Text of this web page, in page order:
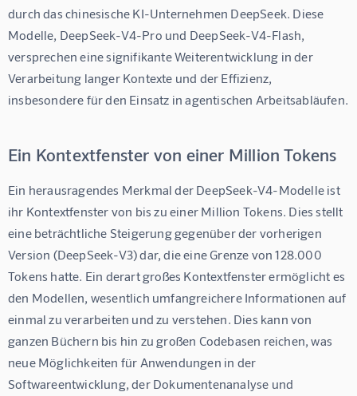
durch das chinesische KI-Unternehmen DeepSeek. Diese
Modelle, DeepSeek-V4-Pro und DeepSeek-V4-Flash,
versprechen eine signifikante Weiterentwicklung in der
Verarbeitung langer Kontexte und der Effizienz,
insbesondere für den Einsatz in agentischen Arbeitsabläufen.
Ein Kontextfenster von einer Million Tokens
Ein herausragendes Merkmal der DeepSeek-V4-Modelle ist
ihr Kontextfenster von bis zu einer Million Tokens. Dies stellt
eine beträchtliche Steigerung gegenüber der vorherigen
Version (DeepSeek-V3) dar, die eine Grenze von 128.000
Tokens hatte. Ein derart großes Kontextfenster ermöglicht es
den Modellen, wesentlich umfangreichere Informationen auf
einmal zu verarbeiten und zu verstehen. Dies kann von
ganzen Büchern bis hin zu großen Codebasen reichen, was
neue Möglichkeiten für Anwendungen in der
Softwareentwicklung, der Dokumentenanalyse und